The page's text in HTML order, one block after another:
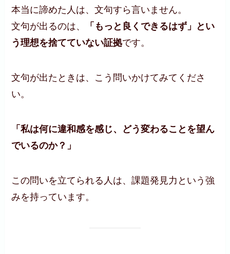
本当に諦めた人は、文句すら言いません。
文句が出るのは、
「もっと良くできるはず」とい
う理想を捨てていない証拠です。
文句が出たときは、こう問いかけてみてくださ
い。
「私は何に違和感を感じ、どう変わることを望ん
でいるのか？」
この問いを立てられる人は、課題発見力という強
みを持っています。